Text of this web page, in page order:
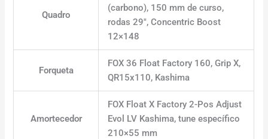
Quadro
(carbono), 150 mm de curso,
rodas 29″, Concentric Boost
12×148
Forqueta
FOX 36 Float Factory 160, Grip X,
QR15x110, Kashima
Amortecedor
FOX Float X Factory 2-Pos Adjust
Evol LV Kashima, tune específico
210×55 mm